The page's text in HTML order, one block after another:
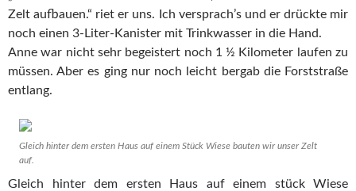
Zelt aufbauen.“ riet er uns. Ich versprach’s und er drückte mir
noch einen 3-Liter-Kanister mit Trinkwasser in die Hand.
Anne war nicht sehr begeistert noch 1 ½ Kilometer laufen zu
müssen. Aber es ging nur noch leicht bergab die Forststraße
entlang.
Gleich hinter dem ersten Haus auf einem Stück Wiese bauten wir unser Zelt
auf.
Gleich hinter dem ersten Haus auf einem stück Wiese